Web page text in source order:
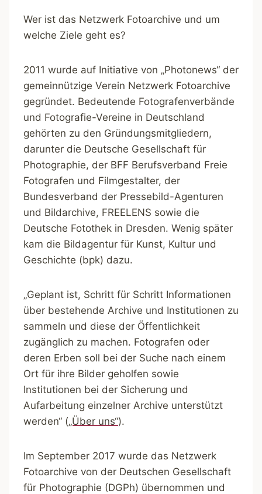
Wer ist das Netzwerk Fotoarchive und um
welche Ziele geht es?
2011 wurde auf Initiative von „Photonews“ der
gemeinnützige Verein Netzwerk Fotoarchive
gegründet. Bedeutende Fotografenverbände
und Fotografie-Vereine in Deutschland
gehörten zu den Gründungsmitgliedern,
darunter die Deutsche Gesellschaft für
Photographie, der BFF Berufsverband Freie
Fotografen und Filmgestalter, der
Bundesverband der Pressebild-Agenturen
und Bildarchive, FREELENS sowie die
Deutsche Fotothek in Dresden. Wenig später
kam die Bildagentur für Kunst, Kultur und
Geschichte (bpk) dazu.
„Geplant ist, Schritt für Schritt Informationen
über bestehende Archive und Institutionen zu
sammeln und diese der Öffentlichkeit
zugänglich zu machen. Fotografen oder
deren Erben soll bei der Suche nach einem
Ort für ihre Bilder geholfen sowie
Institutionen bei der Sicherung und
Aufarbeitung einzelner Archive unterstützt
werden“ („Über uns“).
Im September 2017 wurde das Netzwerk
Fotoarchive von der Deutschen Gesellschaft
für Photographie (DGPh) übernommen und